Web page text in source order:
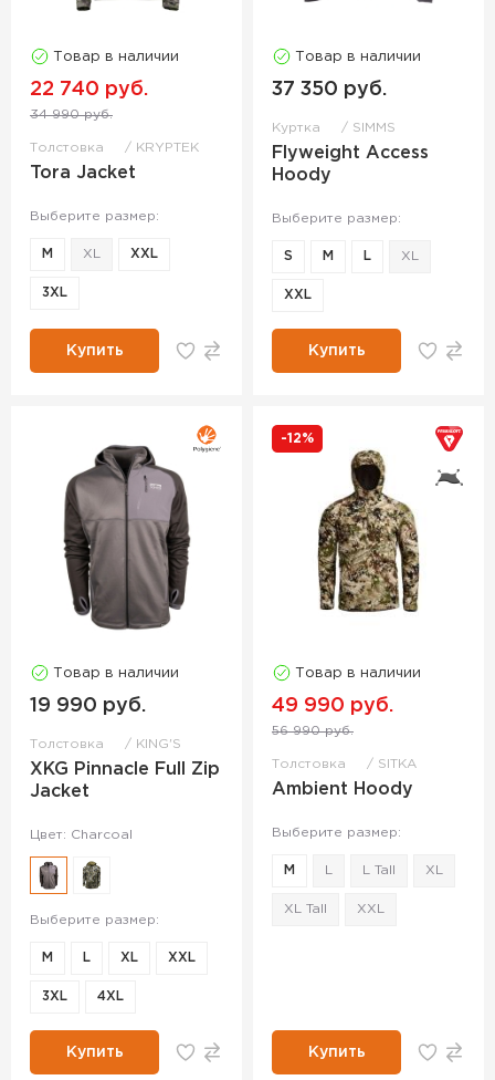
Товар в наличии
22 740 руб.
34 990 руб.
Толстовка KRYPTEK
Tora Jacket
Выберите размер:
M XL XXL
3XL
Купить
Товар в наличии
37 350 руб.
Куртка SIMMS
Flyweight Access
Hoody
Выберите размер:
S M L XL
XXL
Купить
Товар в наличии
19 990 руб.
Толстовка KING'S
XKG Pinnacle Full Zip
Jacket
Цвет: Charcoal
Выберите размер:
M L XL XXL
3XL 4XL
Купить
-12%
Товар в наличии
49 990 руб.
56 990 руб.
Толстовка SITKA
Ambient Hoody
Выберите размер:
M L Tall XL
XL Tall XXL
Купить